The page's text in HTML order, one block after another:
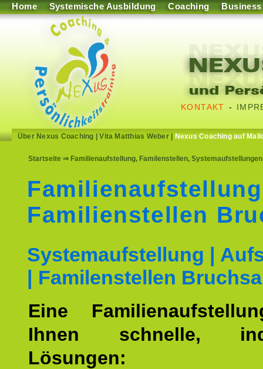
Home Systemische Ausbildung Coaching Business
KONTAKT -
Über Nexus Coaching |Vita Matthias Weber| Nexus Coaching auf
Startseite ⇒ Familienaufstellung, Familenstellen,
Familienstellen
Systemaufstellung |
| Familenstellen
Eine
Ihnen schnelle,
Lösungen: